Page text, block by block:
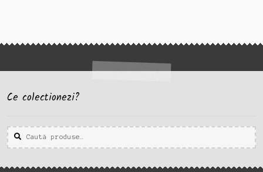
Ce colectionezi?
Caută
după:
Caută